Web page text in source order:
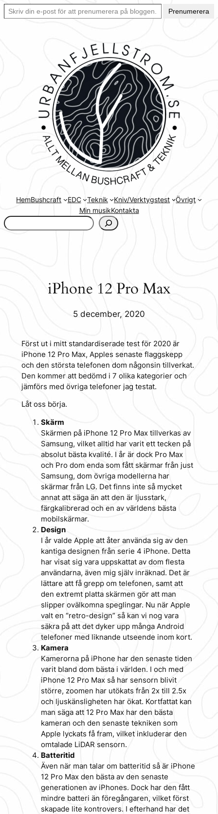
Hoppa
Skriv din e-post för att prenumerera på bloggen… Ett enkelt sätt att hålla sig uppdaterad automatiskt.
Prenumerera
HemBushcraft EDC Teknik Kniv/Verktygstest
Övrigt
Min musikKontakta
www.urbanfjellstrom.se/jamforelselistan/
iPhone 12 Pro Max
5 december, 2020
Först ut i mitt standardiserade test för 2020 är
iPhone 12 Pro Max, Apples senaste flaggskepp
och den största telefonen dom någonsin tillverkat.
Den kommer att bedömd i 7 olika kategorier och
jämförs med övriga telefoner jag testat.
Låt oss börja.
Skärm
Skärmen på iPhone 12 Pro Max tillverkas av
Samsung, vilket alltid har varit ett tecken på
absolut bästa kvalité. I år är dock Pro Max
och Pro dom enda som fått skärmar från just
Samsung, dom övriga modellerna har
skärmar från LG. Det finns inte så mycket
annat att säga än att den är ljusstark,
färgkalibrerad och en av världens bästa
mobilskärmar.
Design
I år valde Apple att åter använda sig av den
kantiga designen från serie 4 iPhone. Detta
har visat sig vara uppskattat av dom flesta
användarna, även mig själv inräknad. Det är
lättare att få grepp om telefonen, samt att
den extremt platta skärmen gör att man
slipper ovälkomna speglingar. Nu när Apple
valt en “retro-design” så kan vi nog vara
säkra på att det dyker upp många Android
telefoner med liknande utseende inom kort.
Kamera
Kamerorna på iPhone har den senaste tiden
varit bland dom bästa i världen. I och med
iPhone 12 Pro Max så har sensorn blivit
större, zoomen har utökats från 2x till 2.5x
och ljuskänsligheten har ökat. Kortfattat kan
man säga att 12 Pro Max har den bästa
kameran och den senaste tekniken som
Apple lyckats få fram, vilket inkluderar den
omtalade LiDAR sensorn.
Batteritid
Även när man talar om batteritid så är iPhone
12 Pro Max den bästa av den senaste
generationen av iPhones. Dock har den fått
mindre batteri än föregångaren, vilket först
skapade lite kontrovers. I efterhand har det